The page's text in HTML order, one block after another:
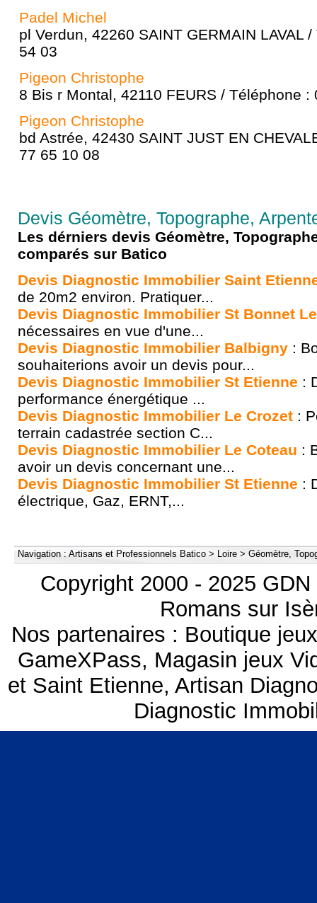
Padel Michel
pl Verdun, 42260 SAINT GERMAIN LAVAL
54 03
Pigeon Christophe
8 Bis r Montal, 42110 FEURS / Téléphone :
Pigeon Christophe
bd Astrée, 42430 SAINT JUST EN
77 65 10 08
Devis Géomètre, Topographe,
Les dérniers devis Géomètre,
comparés sur Batico
Devis Diagnostic Immobilier Saint
de 20m2 environ. Pratiquer...
Devis Diagnostic Immobilier St Bonnet
nécessaires en vue d'une...
Devis Diagnostic Immobilier Balbigny :
souhaiterions avoir un devis pour...
Devis Diagnostic Immobilier St Etienne :
performance énergétique ...
Devis Diagnostic Immobilier Le Crozet :
terrain cadastrée section C...
Devis Diagnostic Immobilier Le Coteau :
avoir un devis concernant une...
Devis Diagnostic Immobilier St Etienne :
électrique, Gaz, ERNT,...
Navigation : Artisans et Professionnels Batico > Loire > Géomètre,
Copyright 2000 - 2025
Romans sur
Nos partenaires : Boutique
GameXPass, Magasin jeux
et Saint Etienne, Artisan
Diagnostic